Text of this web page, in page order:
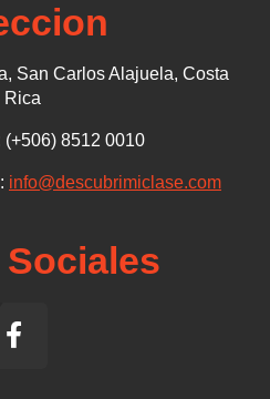
San Carlos Alajuela, Costa
Rica
(+506) 8512 0010
info@descubrimiclase.com
Sociales